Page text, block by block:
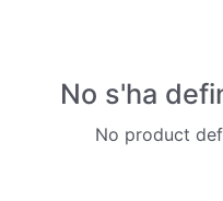
No s'ha
No product